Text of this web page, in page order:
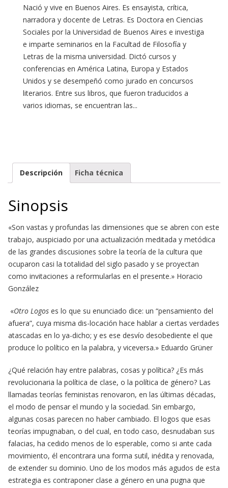
Nació y vive en Buenos Aires. Es ensayista, crítica,
narradora y docente de Letras. Es Doctora en Ciencias
Sociales por la Universidad de Buenos Aires e investiga
e imparte seminarios en la Facultad de Filosofía y
Letras de la misma universidad. Dictó cursos y
conferencias en América Latina, Europa y Estados
Unidos y se desempeñó como jurado en concursos
literarios. Entre sus libros, que fueron traducidos a
varios idiomas, se encuentran las...
Descripción Ficha técnica
Sinopsis
«Son vastas y profundas las dimensiones que se abren con este
trabajo, auspiciado por una actualización meditada y metódica
de las grandes discusiones sobre la teoría de la cultura que
ocuparon casi la totalidad del siglo pasado y se proyectan
como invitaciones a reformularlas en el presente.» Horacio
González
«Otro Logos es lo que su enunciado dice: un “pensamiento del
afuera”, cuya misma dis-locación hace hablar a ciertas verdades
atascadas en lo ya-dicho; y es ese desvío desobediente el que
produce lo político en la palabra, y viceversa.» Eduardo Grüner
¿Qué relación hay entre palabras, cosas y política? ¿Es más
revolucionaria la política de clase, o la política de género? Las
llamadas teorías feministas renovaron, en las últimas décadas,
el modo de pensar el mundo y la sociedad. Sin embargo,
algunas cosas parecen no haber cambiado. El logos que esas
teorías impugnaban, o del cual, en todo caso, desnudaban sus
falacias, ha cedido menos de lo esperable, como si ante cada
movimiento, él encontrara una forma sutil, inédita y renovada,
de extender su dominio. Uno de los modos más agudos de esta
estrategia es contraponer clase a género en una pugna que